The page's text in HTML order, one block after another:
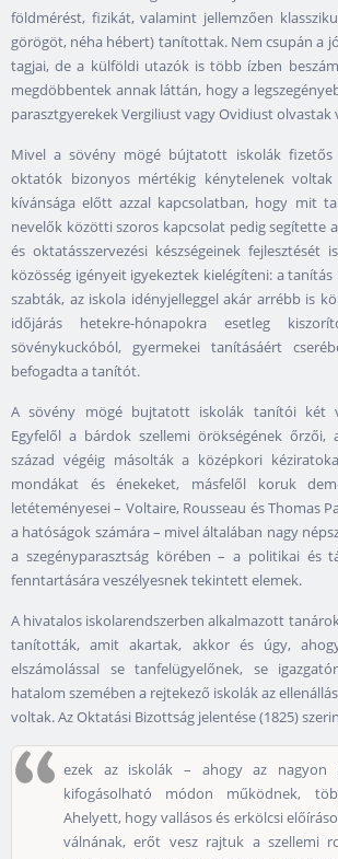
földmérést, fizikát, valamint jellemzően
görögöt, néha hébert) tanítottak. Nem csupán a
tagjai, de a külföldi utazók is több ízben
megdöbbentek annak láttán, hogy a
parasztgyerekek Vergiliust vagy Ovidiust
Mivel a sövény mögé bújtatott iskolák
oktatók bizonyos mértékig kénytelenek
kívánsága előtt azzal kapcsolatban, hogy mit
nevelők közötti szoros kapcsolat pedig segítette
és oktatásszervezési készségeinek
közösség igényeit igyekeztek kielégíteni: a
szabták, az iskola idényjelleggel akár arrébb is
időjárás hetekre-hónapokra esetleg
sövénykuckóból, gyermekei tanításáért
befogadta a tanítót.
A sövény mögé bujtatott iskolák tanítói két
Egyfelől a bárdok szellemi örökségének őrzői,
század végéig másolták a középkori
mondákat és énekeket, másfelől koruk
letéteményesei – Voltaire, Rousseau és Thomas
a hatóságok számára – mivel általában nagy
a szegényparasztság körében – a politikai és
fenntartására veszélyesnek tekintett elemek.
A hivatalos iskolarendszerben alkalmazott
tanították, amit akartak, akkor és úgy,
elszámolással se tanfelügyelőnek, se
hatalom szemében a rejtekező iskolák az
voltak. Az Oktatási Bizottság jelentése (1825)
ezek az iskolák – ahogy az nagyon
kifogásolható módon működnek,
Ahelyett, hogy vallásos és erkölcsi
válnának, erőt vesz rajtuk a szellemi